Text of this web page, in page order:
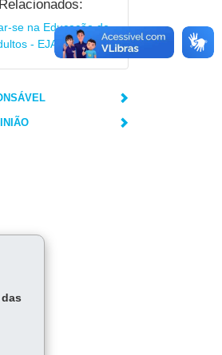
se na Educação de
- EJA